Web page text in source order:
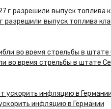
выпуск топлива
во время стрельбы в штате
инфляцию в Германии